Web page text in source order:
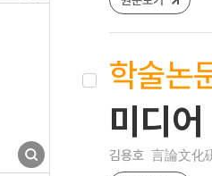
학술논
미디
김용호 言論文化